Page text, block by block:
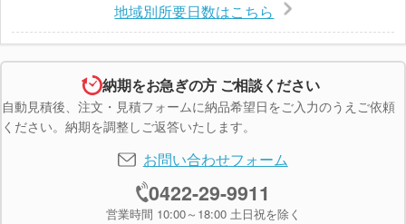
地域別所要日数はこちら
納期をお急ぎの方 ご相談ください
自動見積後、注文・見積フォームに納品希望日をご入力のうえご依頼
ください。納期を調整しご返答いたします。
お問い合わせフォーム
0422-29-9911
営業時間 10:00～18:00 土日祝を除く